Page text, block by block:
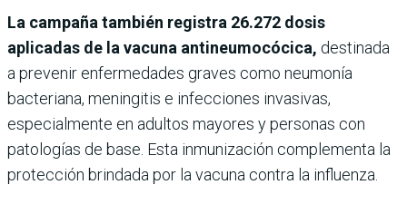
La campaña también registra 26.272 dosis
aplicadas de la vacuna antineumocócica, destinada
a prevenir enfermedades graves como neumonía
bacteriana, meningitis e infecciones invasivas,
especialmente en adultos mayores y personas con
patologías de base. Esta inmunización complementa la
protección brindada por la vacuna contra la influenza.